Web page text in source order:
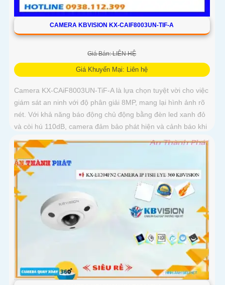
CAMERA KBVISION KX-CAIF8003UN-TIF-A
Giá Bán: LIÊN HỆ
Giá Khuyến Mại: Liên hệ
Camera KX-CAiF8003UN-TiF-A là lựa chọn tuyệt vời cho việc
giám sát an ninh với độ phân giải 8MP, mang lại hình ảnh rõ
nét. Với khả năng báo động chủ động bằng đèn led xanh đỏ
và còi hú 110dB, camera đảm bảo phát hiện và cảnh báo khi
có xâm nhậpThiết bị Camera Giá Rẻ Công Nghệ POE KX-
CAiF8003UN-TiF-A tích hợp chức năng cao cấp Thu Âm Và
Loa rõ ràng để mang lại trải nghiệm hình ảnh và âm thanh
tốt nhất